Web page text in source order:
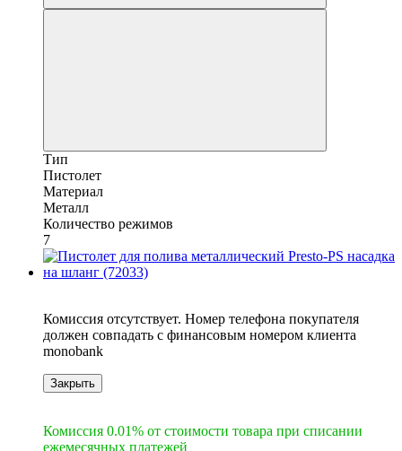
Тип
Пистолет
Материал
Металл
Количество режимов
7
Комиссия отсутствует. Номер телефона покупателя
должен совпадать с финансовым номером клиента
monobank
Закрыть
Комиссия 0.01% от стоимости товара при списании
ежемесячных платежей